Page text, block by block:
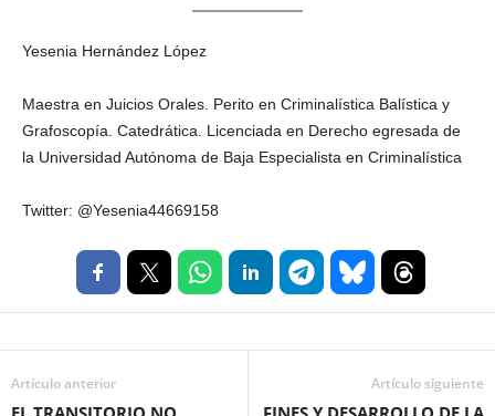
Yesenia Hernández López
Maestra en Juicios Orales. Perito en Criminalística Balística y
Grafoscopía. Catedrática. Licenciada en Derecho egresada de
la Universidad Autónoma de Baja Especialista en Criminalística
Twitter: @Yesenia44669158
Artículo anterior Artículo siguiente